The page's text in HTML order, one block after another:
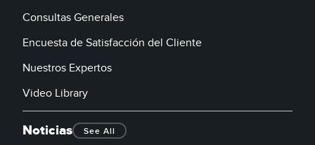
Consultas Generales
Encuesta de Satisfacción del Cliente
Nuestros Expertos
Video Library
Noticias See All